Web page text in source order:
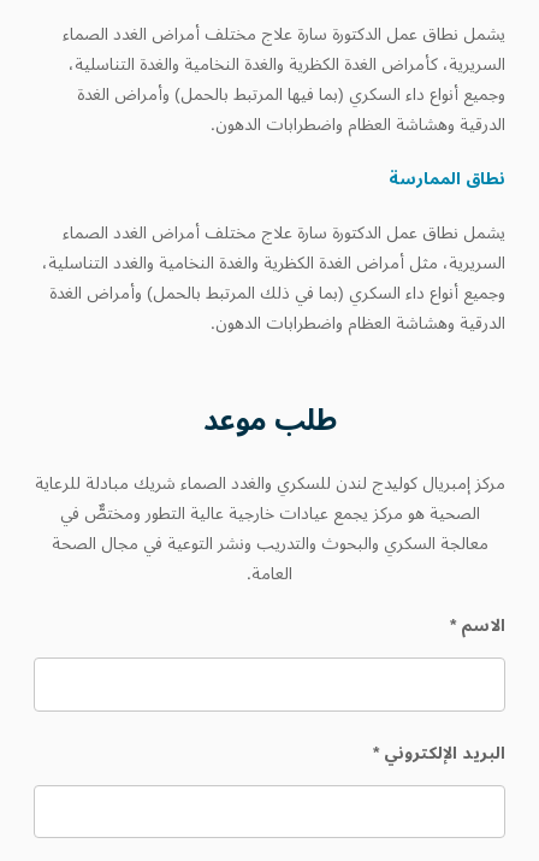
يشمل نطاق عمل الدكتورة سارة علاج مختلف أمراض الغدد الصماء
السريرية، كأمراض الغدة الكظرية والغدة النخامية والغدة التناسلية،
وجميع أنواع داء السكري (بما فيها المرتبط بالحمل) وأمراض الغدة
الدرقية وهشاشة العظام واضطرابات الدهون.
نطاق الممارسة
يشمل نطاق عمل الدكتورة سارة علاج مختلف أمراض الغدد الصماء
السريرية، مثل أمراض الغدة الكظرية والغدة النخامية والغدد التناسلية،
وجميع أنواع داء السكري (بما في ذلك المرتبط بالحمل) وأمراض الغدة
الدرقية وهشاشة العظام واضطرابات الدهون.
طلبموعد
مركز إمبريال كوليدج لندن للسكري والغدد الصماء شريك مبادلة للرعاية
الصحية هو مركز يجمع عيادات خارجية عالية التطور ومختصٌّ في
معالجة السكري والبحوث والتدريب ونشر التوعية في مجال الصحة
العامة.
الاسم*
البريد الإلكتروني*